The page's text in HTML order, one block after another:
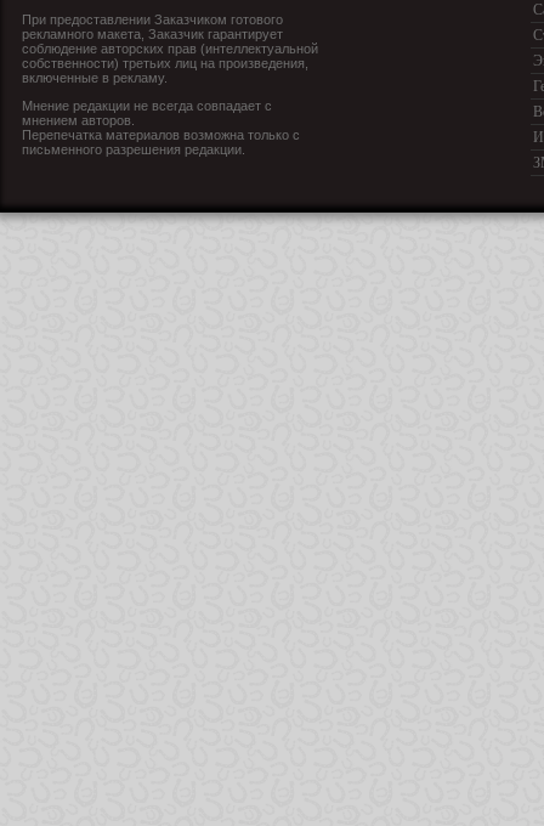
При предоставлении Заказчиком готового
рекламного макета, Заказчик гарантирует
соблюдение авторских прав (интеллектуальной
собственности) третьих лиц на произведения,
включенные в рекламу.
Мнение редакции не всегда совпадает с
мнением авторов.
Перепечатка материалов возможна только с
письменного разрешения редакции.